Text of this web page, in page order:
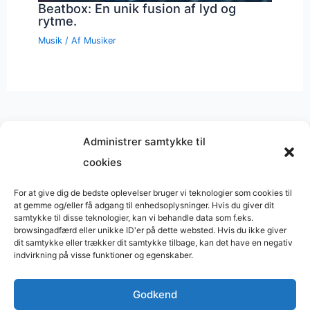
Administrer samtykke til
cookies
For at give dig de bedste oplevelser bruger vi teknologier som cookies til
at gemme og/eller få adgang til enhedsoplysninger. Hvis du giver dit
samtykke til disse teknologier, kan vi behandle data som f.eks.
browsingadfærd eller unikke ID'er på dette websted. Hvis du ikke giver
dit samtykke eller trækker dit samtykke tilbage, kan det have en negativ
indvirkning på visse funktioner og egenskaber.
Godkend
Beatbox: En unik fusion af lyd og
rytme.
Musik / Af Musiker
Musik på
Copyright © 2026 BasimWorld
Udviklet afWebbureau.dk
Bygget medWordPress
Restaurant